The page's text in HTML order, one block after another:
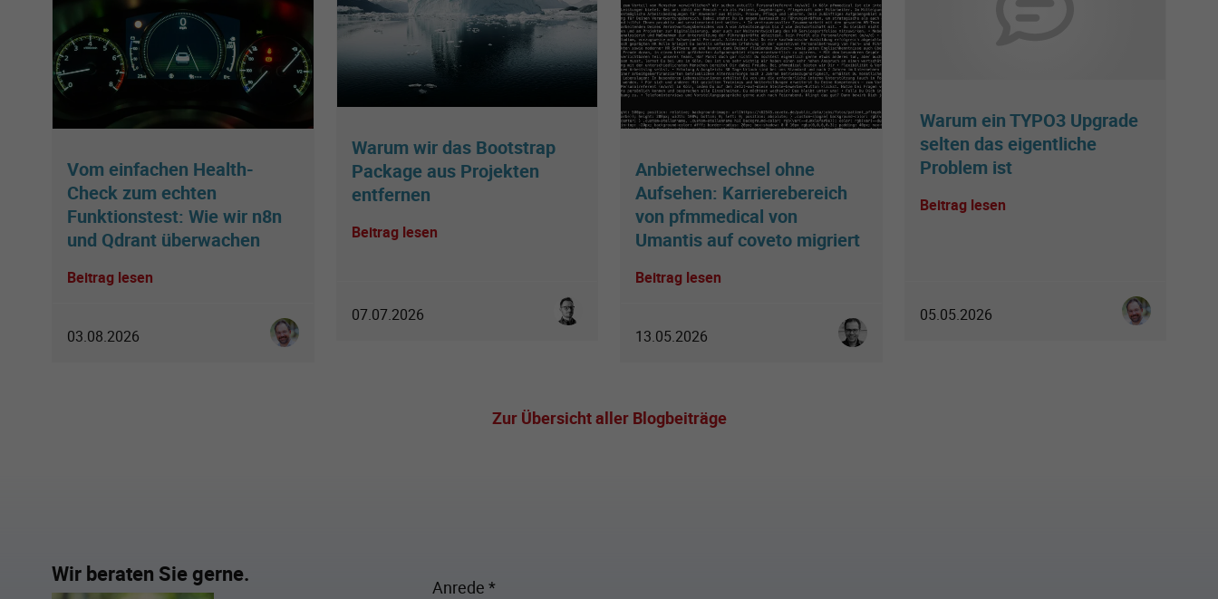
Vom einfachen Health-
Check zum echten
Funktionstest: Wie wir n8n
und Qdrant überwachen
Beitrag lesen
03.08.2026 Ingo Schmitt
Warum wir das Bootstrap
Package aus Projekten
entfernen
Beitrag lesen
07.07.2026 Sebastian Klein
Anbieterwechsel ohne
Aufsehen: Karrierebereich
von pfmmedical von
Umantis auf coveto migriert
Beitrag lesen
13.05.2026 Christoph Allefeld
Warum ein TYPO3 Upgrade
selten das eigentliche
Problem ist
Beitrag lesen
05.05.2026 Ingo Schmitt
Zur Übersicht aller Blogbeiträge
Wir beraten Sie gerne.
Anrede *